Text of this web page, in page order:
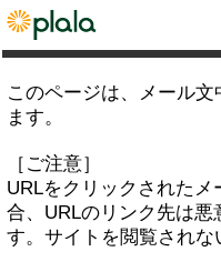
このページは、メール
ます。
［ご注意］
URLをクリックされた
合、URLのリンク先は
す。サイトを閲覧されな